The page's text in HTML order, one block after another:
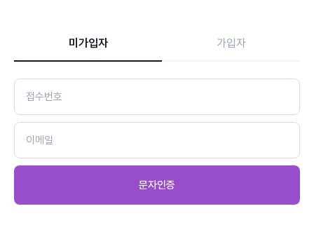
미가입자 가입자
문자인증